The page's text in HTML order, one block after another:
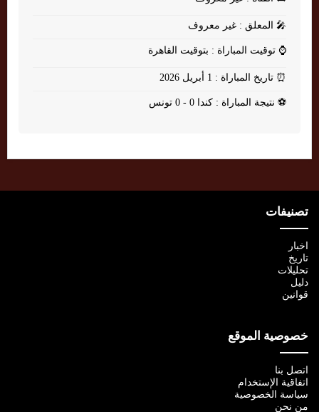
🎤 المعلق : غير معروف
⌚ توقيت المباراة : بتوقيت القاهرة
⏰ تاريخ المباراة : 1 أبريل 2026
⚽ نتيجة المباراة : كندا 0 - 0 تونس
تصنيفات
اخبار
تاريخ
تحليلات
دليل
قوانين
خصوصية الموقع
اتصل بنا
اتفاقية الإستخدام
سياسة الخصوصية
من نحن